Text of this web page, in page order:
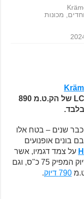
, מכונות
– לקחה את מנוע ה-LC8c של הק.ט.מ 890
שנים – בטח אלו
בונים אופנועים
על צמד דגמיו, אשר
עשה שימוש במנוע הסינגל של ה-690 דיוק המפיק 75 כ"ס, וגם
790 דיוק .